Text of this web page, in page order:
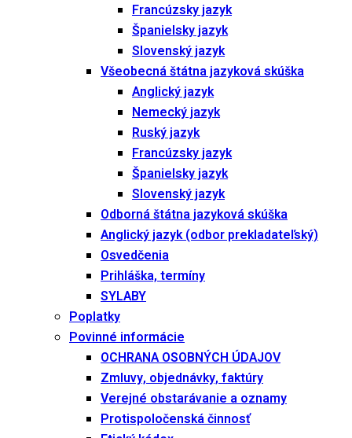
Francúzsky jazyk
Španielsky jazyk
Slovenský jazyk
Všeobecná štátna jazyková skúška
Anglický jazyk
Nemecký jazyk
Ruský jazyk
Francúzsky jazyk
Španielsky jazyk
Slovenský jazyk
Odborná štátna jazyková skúška
Anglický jazyk (odbor prekladateľský)
Osvedčenia
Prihláška, termíny
SYLABY
Poplatky
Povinné informácie
OCHRANA OSOBNÝCH ÚDAJOV
Zmluvy, objednávky, faktúry
Verejné obstarávanie a oznamy
Protispoločenská činnosť